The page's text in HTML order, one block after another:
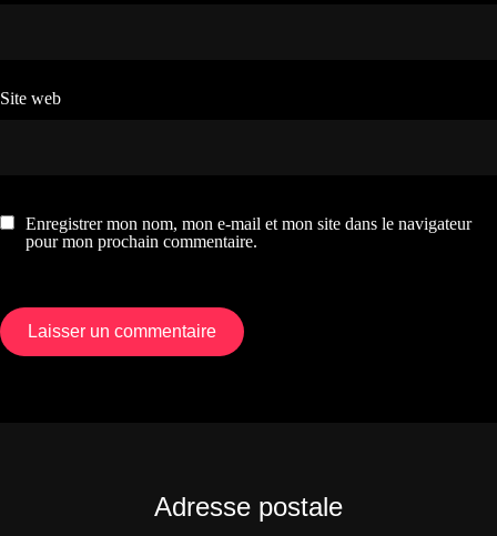
Site web
Enregistrer mon nom, mon e-mail et mon site dans le navigateur
pour mon prochain commentaire.
Adresse postale